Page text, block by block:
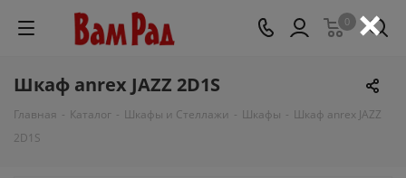
0
Шкаф anrex JAZZ 2D1S
Главная - Каталог - Шкафы и Стеллажи - Шкафы - Шкаф anrex JAZZ
2D1S
×